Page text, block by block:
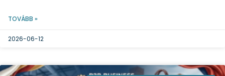
TOVÁBB »
2026-06-12